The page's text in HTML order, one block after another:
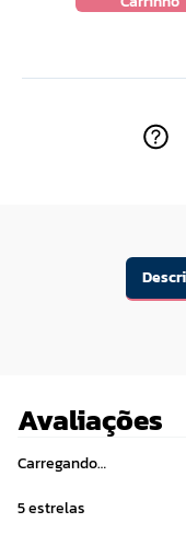
Avaliações
Carregando…
5 estrelas